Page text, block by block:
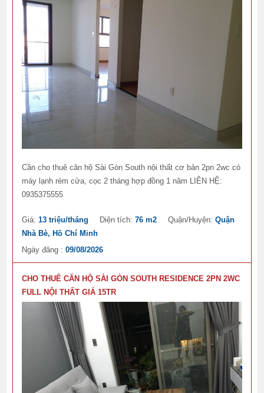
Cần cho thuê căn hộ Sài Gòn South nội thất cơ bản 2pn 2wc có
máy lạnh rèm cửa, cọc 2 tháng hợp đồng 1 năm LIÊN HỆ:
0935375555
Giá:13 triệu/tháng Diện tích:76 m2 Quận/Huyện:Quận
Nhà Bè, Hồ Chí Minh
Ngày đăng :09/08/2026
CHO THUÊ CĂN HỘ SÀI GÒN SOUTH RESIDENCE 2PN 2WC
FULL NỘI THẤT GIÁ 15TR